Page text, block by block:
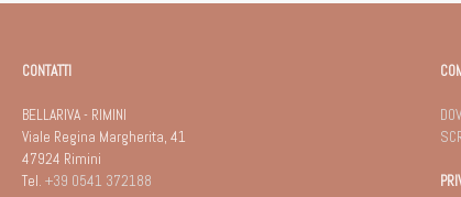
CONTATTI
BELLARIVA - RIMINI
Viale Regina Margherita, 41
47924 Rimini
Tel. +39 0541 372188